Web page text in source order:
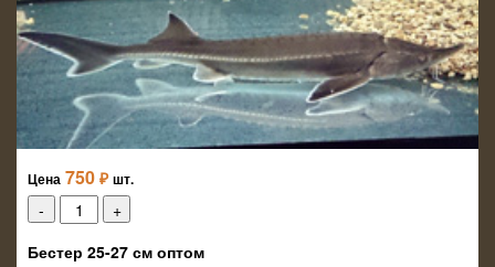
Цена 750 ₽ шт.
Бестер 25-27 см оптом